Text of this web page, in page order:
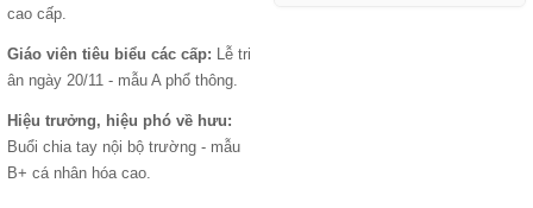
cao cấp.
Giáo viên tiêu biểu các cấp: Lễ tri
ân ngày 20/11 - mẫu A phổ thông.
Hiệu trưởng, hiệu phó về hưu:
Buổi chia tay nội bộ trường - mẫu
B+ cá nhân hóa cao.